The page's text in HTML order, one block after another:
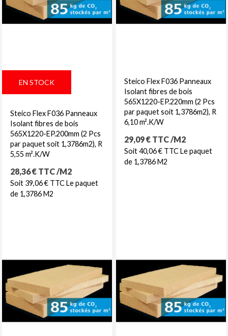
EN STOCK
Steico Flex F036 Panneaux
Isolant fibres de bois
565X1220-EP.200mm (2 Pcs
par paquet soit 1,3786m2), R
5,55 m².K/W
Prix
28,36 € TTC /M2
Soit 39,06 € TTC Le paquet
de 1,3786 M2
Steico Flex F036 Panneaux
Isolant fibres de bois
565X1220-EP.220mm (2 Pcs
par paquet soit 1,3786m2), R
6,10 m².K/W
Prix
29,09 € TTC /M2
Soit 40,06 € TTC Le paquet
de 1,3786 M2